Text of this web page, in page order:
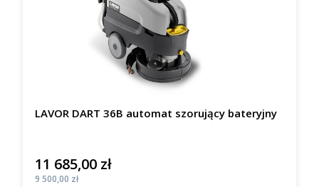
LAVOR DART 36B automat szorujący bateryjny
Cena
11 685,00 zł
Cena
9 500,00 zł